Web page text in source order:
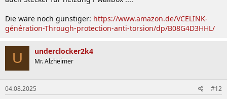
Die wäre noch günstiger: https://www.amazon.de/VCELINK-
génération-Through-protection-anti-torsion/dp/B08G4D3HHL/
U underclocker2k4
Mr. Alzheimer
04.08.2025 #12